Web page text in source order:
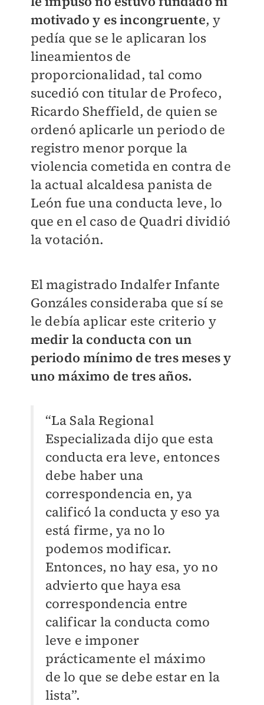
motivado y es incongruente, y
pedía que se le aplicaran los
lineamientos de
proporcionalidad, tal como
sucedió con titular de Profeco,
Ricardo Sheffield, de quien se
ordenó aplicarle un periodo de
registro menor porque la
violencia cometida en contra de
la actual alcaldesa panista de
León fue una conducta leve, lo
que en el caso de Quadri dividió
la votación.
El magistrado Indalfer Infante
Gonzáles consideraba que sí se
le debía aplicar este criterio y
medir la conducta con un
periodo mínimo de tres meses y
uno máximo de tres años.
“La Sala Regional
Especializada dijo que esta
conducta era leve, entonces
debe haber una
correspondencia en, ya
calificó la conducta y eso ya
está firme, ya no lo
podemos modificar.
Entonces, no hay esa, yo no
advierto que haya esa
correspondencia entre
calificar la conducta como
leve e imponer
prácticamente el máximo
de lo que se debe estar en la
lista”.